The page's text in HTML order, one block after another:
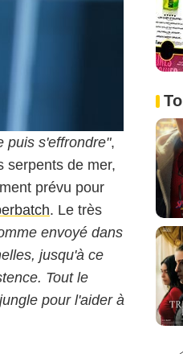
puis s'effrondre",
serpents de mer,
prévu pour
. Le très
envoyé dans
jusqu'à ce
Tout le
pour l'aider à